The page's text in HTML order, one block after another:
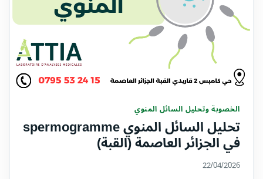
الخصوبة وتحليل السائل المنوي
تحليل السائل المنوي spermogramme
في الجزائر العاصمة (القبة)
22/04/2026